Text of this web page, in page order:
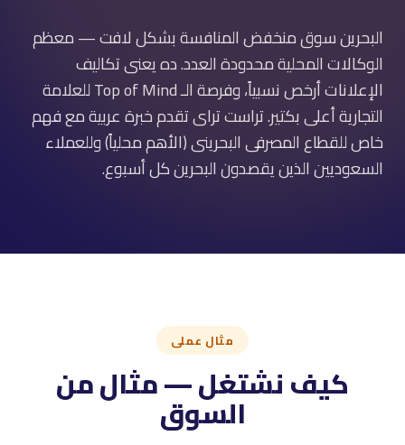
البحرين سوق منخفض المنافسة بشكل لافت — معظم
الوكالات المحلية محدودة العدد. ده يعنى تكاليف
الإعلانات أرخص نسبياً، وفرصة الـ Top of Mind للعلامة
التجارية أعلى بكتير. تراست تراى تقدم خبرة عربية مع فهم
خاص للقطاع المصرفى البحرينى (الأهم محلياً) وللعملاء
السعوديين الذين يقصدون البحرين كل أسبوع.
مثال عملى
كيف نشتغل — مثال من
السوق